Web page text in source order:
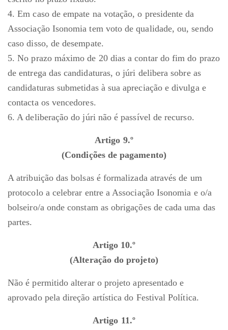
4. Em caso de empate na votação, o presidente da
Associação Isonomia tem voto de qualidade, ou, sendo
caso disso, de desempate.
5. No prazo máximo de 20 dias a contar do fim do prazo
de entrega das candidaturas, o júri delibera sobre as
candidaturas submetidas à sua apreciação e divulga e
contacta os vencedores.
6. A deliberação do júri não é passível de recurso.
Artigo 9.º
(Condições de pagamento)
A atribuição das bolsas é formalizada através de um
protocolo a celebrar entre a Associação Isonomia e o/a
bolseiro/a onde constam as obrigações de cada uma das
partes.
Artigo 10.º
(Alteração do projeto)
Não é permitido alterar o projeto apresentado e
aprovado pela direção artística do Festival Política.
Artigo 11.º